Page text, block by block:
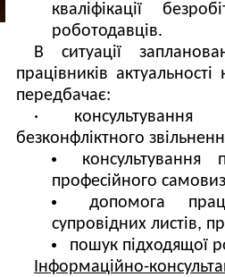
кваліфікації
роботодавців.
В ситуації
працівників
передбачає:
· консультування
безконфліктного
професійного
допомога
супровідних листів,
пошук підходящої
Інформаційно-